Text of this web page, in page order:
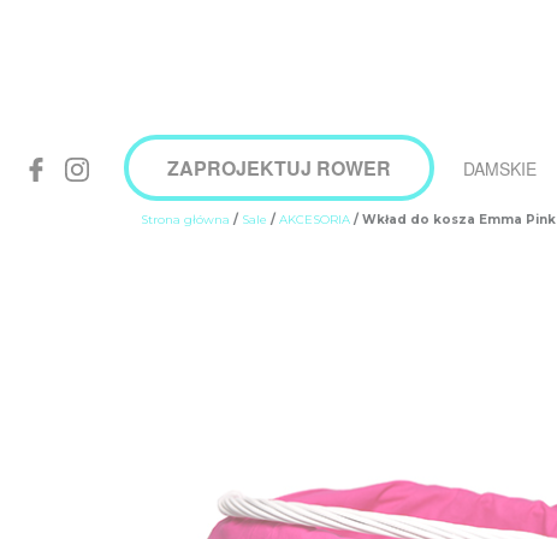
ZAPROJEKTUJ ROWER DAMSKIE
Strona główna / Sale / AKCESORIA / Wkład do kosza Emma Pink